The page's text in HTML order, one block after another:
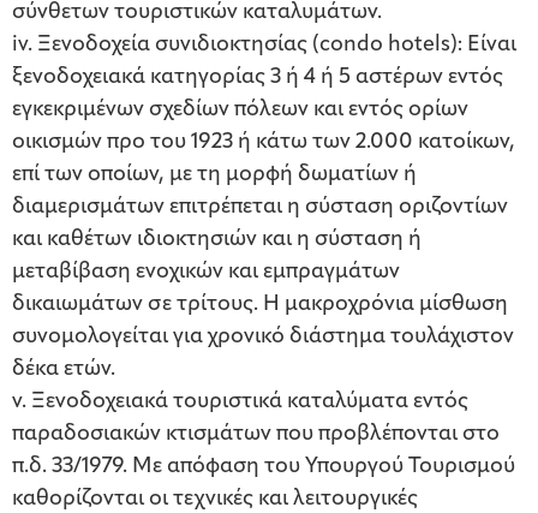
σύνθετων τουριστικών καταλυμάτων.
iv. Ξενοδοχεία συνιδιοκτησίας (condo hotels): Είναι
ξενοδοχειακά κατηγορίας 3 ή 4 ή 5 αστέρων εντός
εγκεκριμένων σχεδίων πόλεων και εντός ορίων
οικισμών προ του 1923 ή κάτω των 2.000 κατοίκων,
επί των οποίων, με τη μορφή δωματίων ή
διαμερισμάτων επιτρέπεται η σύσταση οριζοντίων
και καθέτων ιδιοκτησιών και η σύσταση ή
μεταβίβαση ενοχικών και εμπραγμάτων
δικαιωμάτων σε τρίτους. Η μακροχρόνια μίσθωση
συνομολογείται για χρονικό διάστημα τουλάχιστον
δέκα ετών.
v. Ξενοδοχειακά τουριστικά καταλύματα εντός
παραδοσιακών κτισμάτων που προβλέπονται στο
π.δ. 33/1979. Με απόφαση του Υπουργού Τουρισμού
καθορίζονται οι τεχνικές και λειτουργικές